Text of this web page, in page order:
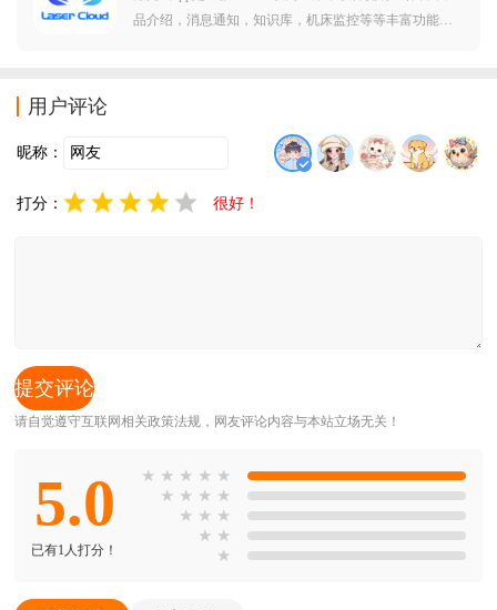
品介绍，消息通知，知识库，机床监控等等丰富功能，
用户评论
昵称：
打分： 很好！
请自觉遵守互联网相关政策法规，网友评论内容与本站立场无关！
5.0
已有1人打分！
★ ★ ★ ★ ★
★ ★ ★ ★
★ ★ ★
★ ★
★